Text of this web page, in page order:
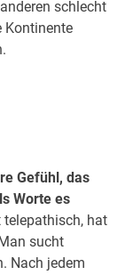
schlecht
Kontinente
Gefühl, das
Worte es
hat
sucht
Nach jedem